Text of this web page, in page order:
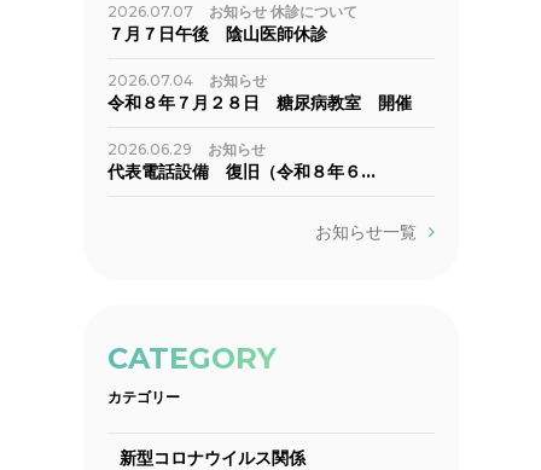
2026.07.07 お知らせ 休診について
７月７日午後 陰山医師休診
2026.07.04 お知らせ
令和８年７月２８日 糖尿病教室 開催
2026.06.29 お知らせ
代表電話設備 復旧（令和８年６…
お知らせ一覧
CATEGORY
カテゴリー
新型コロナウイルス関係